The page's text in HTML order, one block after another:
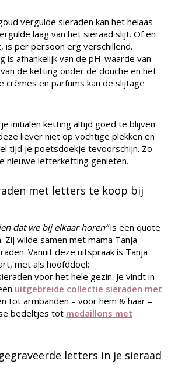
vergulde sieraden kan het helaas
laag van het sieraad slijt. Of en
is per persoon erg verschillend.
is afhankelijk van de pH-waarde van
de ketting onder de douche en het
crèmes en parfums kan de slijtage
initialen ketting altijd goed te blijven
liever niet op vochtige plekken en
tijd je poetsdoekje tevoorschijn. Zo
nieuwe letterketting genieten.
met letters te koop bij
dat we bij elkaar horen”is een quote
Zij wilde samen met mama Tanja
Vanuit deze uitspraak is Tanja
met als hoofddoel;
voor het hele gezin. Je vindt in
uitgebreide collectie sieraden met
tot armbanden – voor hem & haar –
bedeltjes tot medaillons met
letters in je sieraad